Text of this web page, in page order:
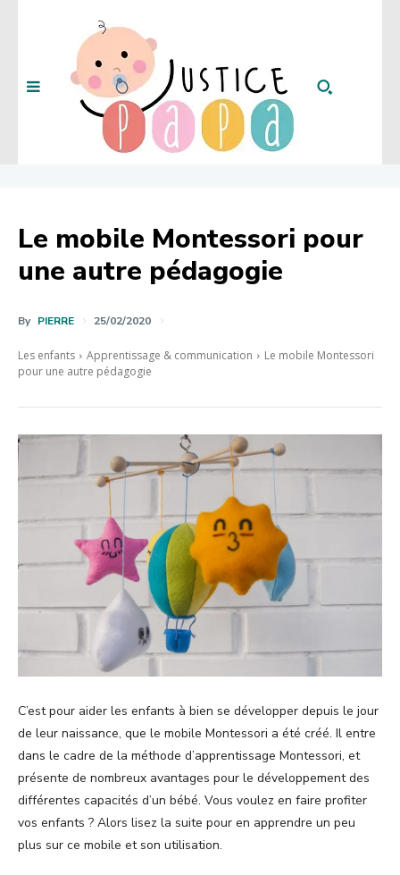
Le mobile Montessori pour
une autre pédagogie
By PIERRE 25/02/2020
Les enfants Apprentissage & communication
Le mobile Montessori
pour une autre pédagogie
C’est pour aider les enfants à bien se développer depuis le jour
de leur naissance, que le mobile Montessori a été créé. Il entre
dans le cadre de la méthode d’apprentissage Montessori, et
présente de nombreux avantages pour le développement des
différentes capacités d’un bébé. Vous voulez en faire profiter
vos enfants ? Alors lisez la suite pour en apprendre un peu
plus sur ce mobile et son utilisation.